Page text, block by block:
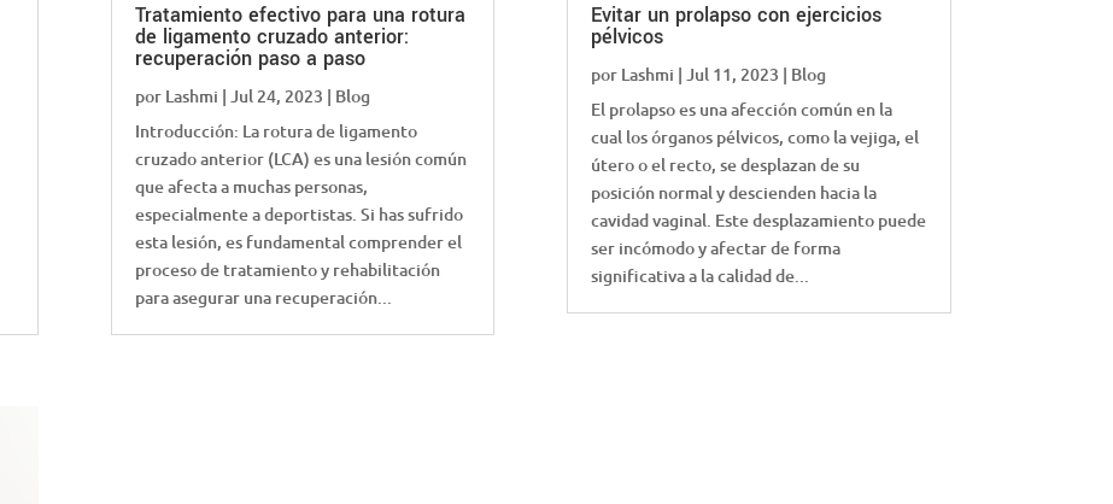
Tratamiento efectivo para una rotura
de ligamento cruzado anterior:
recuperación paso a paso
por Lashmi | Jul 24, 2023 | Blog
Introducción: La rotura de ligamento
cruzado anterior (LCA) es una lesión común
que afecta a muchas personas,
especialmente a deportistas. Si has sufrido
esta lesión, es fundamental comprender el
proceso de tratamiento y rehabilitación
para asegurar una recuperación...
Evitar un prolapso con ejercicios
pélvicos
por Lashmi | Jul 11, 2023 | Blog
El prolapso es una afección común en la
cual los órganos pélvicos, como la vejiga, el
útero o el recto, se desplazan de su
posición normal y descienden hacia la
cavidad vaginal. Este desplazamiento puede
ser incómodo y afectar de forma
significativa a la calidad de...